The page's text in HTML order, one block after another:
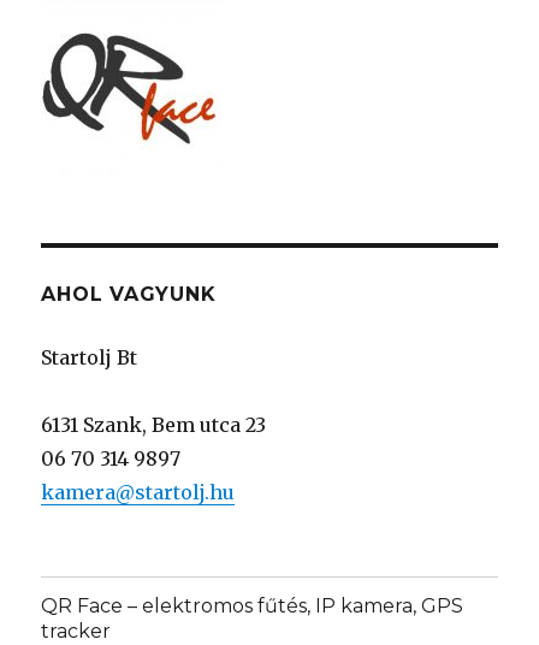
AHOL VAGYUNK
Startolj Bt
6131 Szank, Bem utca 23
06 70 314 9897
kamera@startolj.hu
QR Face – elektromos fűtés, IP kamera, GPS
tracker